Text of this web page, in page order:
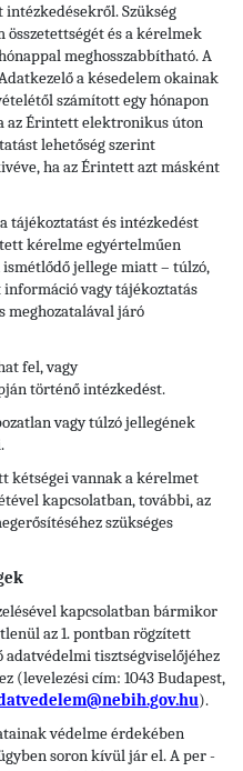
Szükség
összetettségét és a kérelmek
meghosszabbítható. A
a késedelem okainak
számított egy hónapon
az Érintett elektronikus úton
lehetőség szerint
ha az Érintett azt másként
tájékoztatást és intézkedést
kérelme egyértelműen
jellege miatt – túlzó,
vagy tájékoztatás
meghozatalával járó
fel, vagy
történő intézkedést.
vagy túlzó jellegének
kétségei vannak a kérelmet
kapcsolatban, további, az
szükséges
kapcsolatban bármikor
az 1. pontban rögzített
adatvédelmi tisztségviselőjéhez
(levelezési cím: 1043 Budapest,
).
védelme érdekében
soron kívül jár el. A per -